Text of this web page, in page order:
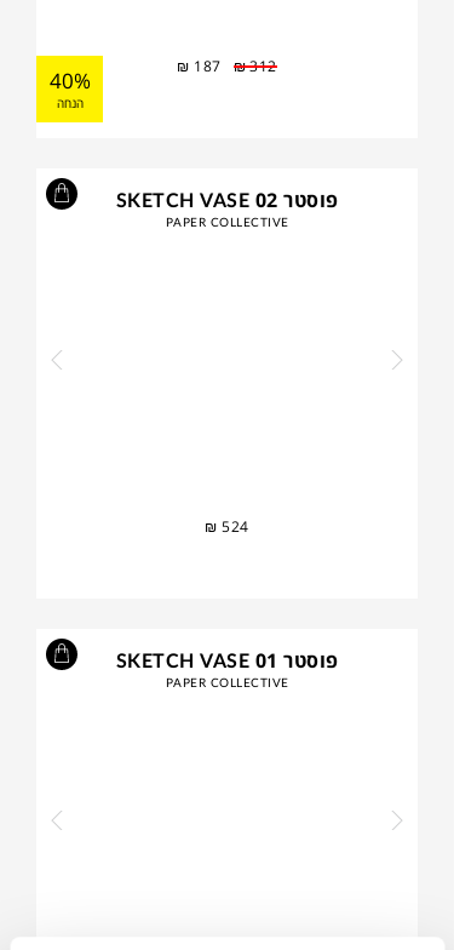
₪312
₪ 187
40%
הנחה
פוסטר SKETCH VASE 02
PAPER COLLECTIVE
₪ 524
פוסטר SKETCH VASE 01
PAPER COLLECTIVE